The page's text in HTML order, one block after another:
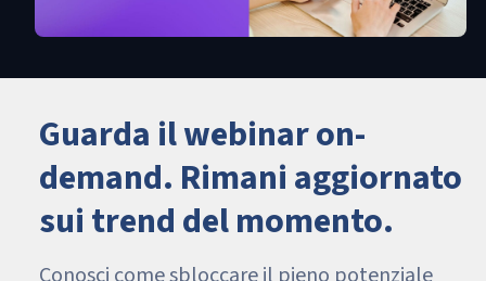
Guarda il webinar on-
demand. Rimani aggiornato
sui trend del momento.